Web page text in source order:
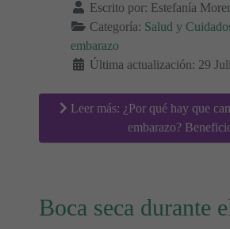
Escrito por: Estefanía
Categoría: Salud y
embarazo
Última actualización: 29
Leer más: ¿Por qué hay que
embarazo?
Boca seca durante